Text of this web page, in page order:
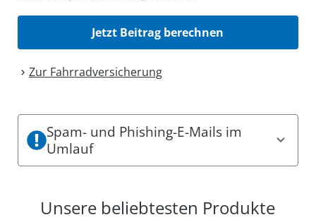
Jetzt Beitrag berechnen
Zur Fahrrad­versicherung
Spam- und Phishing-E-Mails im
Umlauf
erwecken, offizielle Mitteilungen des VRK zu sein.
Unsere beliebtesten Produkte